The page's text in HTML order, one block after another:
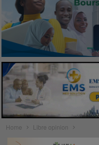
Home Libre opinion